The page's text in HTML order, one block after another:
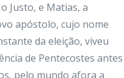
Justo, e Matias, a
apóstolo, cujo nome
da eleição, viveu
de Pentecostes antes
pelo mundo afora a